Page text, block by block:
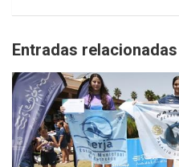
Entradas relacionadas